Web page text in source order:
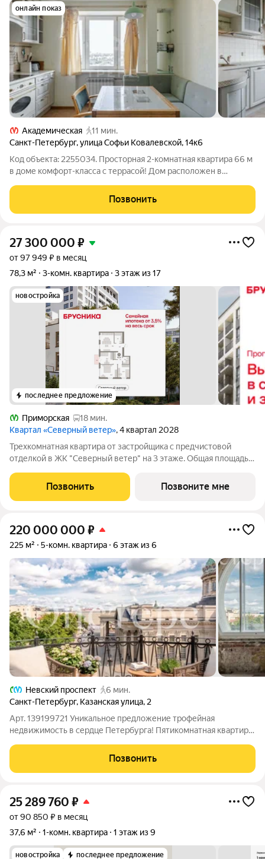
онлайн показ
Академическая
11 мин.
Санкт-Петербург,улица Софьи Ковалевской,14к6
Код объекта: 2255034. Просторная 2-комнатная квартира 66 м
в доме комфорт-класса с террасой! Дом расположен в
Санкт-Петербурге. Рядом находятся: - школы и детские сады; -
магазины и супермаркеты;
Позвонить
27 300 000 ₽
от 97 949 ₽ в месяц
78,3 м²
3-комн. квартира 3 этаж из 17
новостройка
последнее предложение
Приморская
18 мин.
Квартал «Северный ветер», 4 квартал 2028
Трехкомнатная квартира от застройщика с предчистовой
отделкой в ЖК "Северный ветер" на 3 этаже. Общая площадь:
столовой: 18.1 кв.м. Квартира угловая, окна oбecпeчивaют
paвнoмepнoe ocвeщeниe в
Позвонить Позвоните мне
220 000 000 ₽
225 м² 5-комн. квартира 6 этаж из 6
Невский проспект
6 мин.
Санкт-Петербург, Казанская улица, 2
Арт. 139199721 Уникальное предложение трофейная
недвижимость в сердце Петербурга! Пятикомнатная квартира
видом на Казанский собор. Из окон открывается великолепная
панорама на главный купол,
Позвонить
25 289 760 ₽
от 90 850 ₽ в месяц
37,6 м²
1-комн. квартира 1 этаж из 9
новостройка последнее предложение